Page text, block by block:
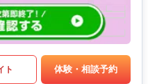
ト 体験・相談予約